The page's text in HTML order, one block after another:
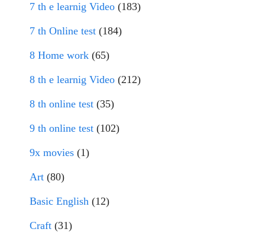
7 th e learnig Video (183)
7 th Online test (184)
8 Home work (65)
8 th e learnig Video (212)
8 th online test (35)
9 th online test (102)
9x movies (1)
Art (80)
Basic English (12)
Craft (31)